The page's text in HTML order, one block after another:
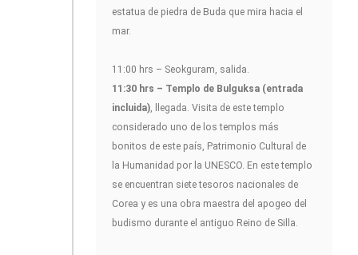
estatua de piedra de Buda que mira hacia el
mar.
11:00 hrs – Seokguram, salida.
11:30 hrs – Templo de Bulguksa (entrada
incluida), llegada. Visita de este templo
considerado uno de los templos más
bonitos de este país, Patrimonio Cultural de
la Humanidad por la UNESCO. En este templo
se encuentran siete tesoros nacionales de
Corea y es una obra maestra del apogeo del
budismo durante el antiguo Reino de Silla.